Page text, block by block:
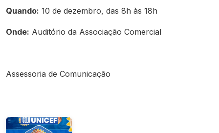
Quando: 10 de dezembro, das 8h às 18h
Onde: Auditório da Associação Comercial
Assessoria de Comunicação